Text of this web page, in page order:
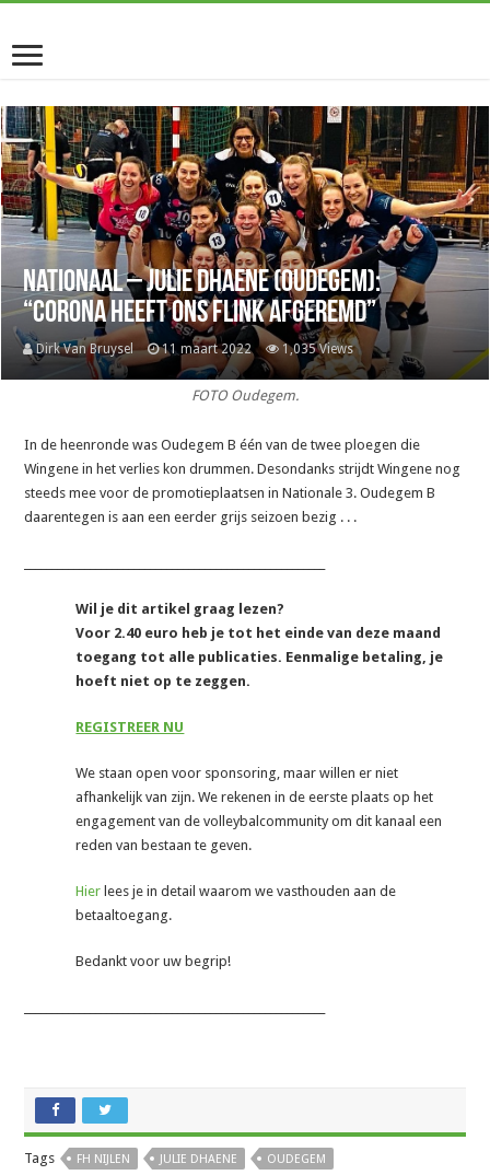
Nationaal – Julie Dhaene (Oudegem):
“Corona heeft ons flink afgeremd”
Dirk Van Bruysel 11 maart 2022 1,035 Views
FOTO Oudegem.
In de heenronde was Oudegem B één van de twee ploegen die
Wingene in het verlies kon drummen. Desondanks strijdt Wingene nog
steeds mee voor de promotieplaatsen in Nationale 3. Oudegem B
daarentegen is aan een eerder grijs seizoen bezig . . .
Wil je dit artikel graag lezen?
Voor 2.40 euro heb je tot het einde van deze maand
toegang tot alle publicaties. Eenmalige betaling, je
hoeft niet op te zeggen.
REGISTREER NU
We staan open voor sponsoring, maar willen er niet
afhankelijk van zijn. We rekenen in de eerste plaats op het
engagement van de volleybalcommunity om dit kanaal een
reden van bestaan te geven.
Hier lees je in detail waarom we vasthouden aan de
betaaltoegang.
Bedankt voor uw begrip!
Tags FH NIJLEN JULIE DHAENE OUDEGEM